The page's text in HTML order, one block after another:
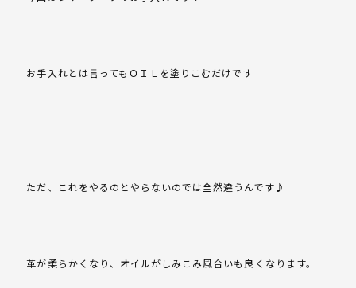
お手入れとは言ってもＯＩＬを塗りこむだけです
ただ、これをやるのとやらないのでは全然違うんです♪
革が柔らかくなり、オイルがしみこみ風合いも良くなります。